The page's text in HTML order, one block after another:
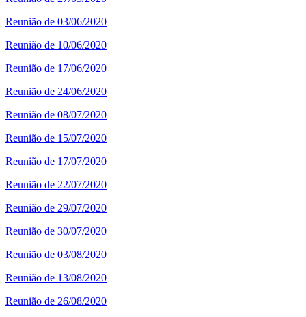
Reunião de 03/06/2020
Reunião de 10/06/2020
Reunião de 17/06/2020
Reunião de 24/06/2020
Reunião de 08/07/2020
Reunião de 15/07/2020
Reunião de 17/07/2020
Reunião de 22/07/2020
Reunião de 29/07/2020
Reunião de 30/07/2020
Reunião de 03/08/2020
Reunião de 13/08/2020
Reunião de 26/08/2020